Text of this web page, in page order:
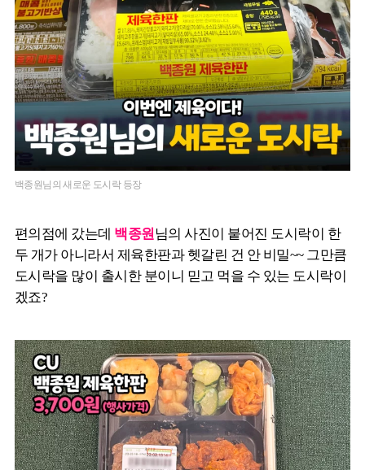
백종원님의 새로운 도시락 등장
편의점에 갔는데 백종원 님의 사진이 붙어진 도시락이 한
두 개가 아니라서 제육한판과 헷갈린 건 안 비밀~~ 그만큼
도시락을 많이 출시한 분이니 믿고 먹을 수 있는 도시락이
겠죠?